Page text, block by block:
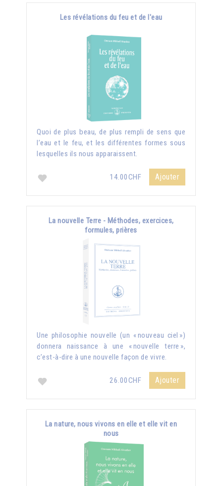
Les révélations du feu et de l'eau
Quoi de plus beau, de plus rempli de sens que
l’eau et le feu, et les différentes formes sous
lesquelles ils nous apparaissent.
14.00CHF Ajouter
La nouvelle Terre - Méthodes, exercices,
formules, prières
Une philosophie nouvelle (un « nouveau ciel »)
donnera naissance à une « nouvelle terre »,
c’est-à-dire à une nouvelle façon de vivre.
26.00CHF Ajouter
La nature, nous vivons en elle et elle vit en
nous